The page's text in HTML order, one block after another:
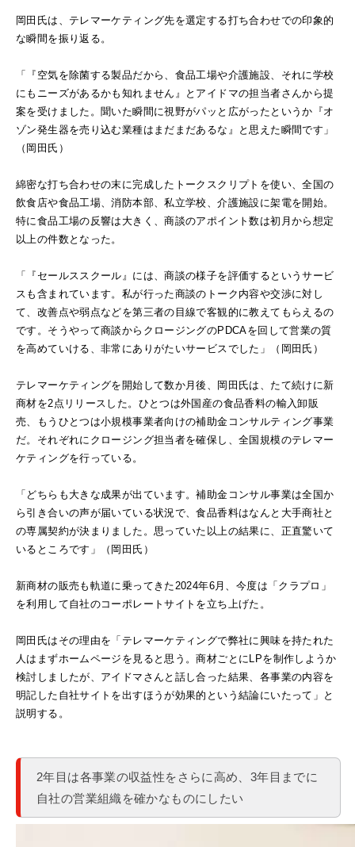
岡田氏は、テレマーケティング先を選定する打ち合わせでの印象的
な瞬間を振り返る。
「『空気を除菌する製品だから、食品工場や介護施設、それに学校
にもニーズがあるかも知れません』とアイドマの担当者さんから提
案を受けました。聞いた瞬間に視野がパッと広がったというか『オ
ゾン発生器を売り込む業種はまだまだあるな』と思えた瞬間です」
（岡田氏）
綿密な打ち合わせの末に完成したトークスクリプトを使い、全国の
飲食店や食品工場、消防本部、私立学校、介護施設に架電を開始。
特に食品工場の反響は大きく、商談のアポイント数は初月から想定
以上の件数となった。
「『セールススクール』には、商談の様子を評価するというサービ
スも含まれています。私が行った商談のトーク内容や交渉に対し
て、改善点や弱点などを第三者の目線で客観的に教えてもらえるの
です。そうやって商談からクロージングのPDCAを回して営業の質
を高めていける、非常にありがたいサービスでした」（岡田氏）
テレマーケティングを開始して数か月後、岡田氏は、たて続けに新
商材を2点リリースした。ひとつは外国産の食品香料の輸入卸販
売、もうひとつは小規模事業者向けの補助金コンサルティング事業
だ。それぞれにクロージング担当者を確保し、全国規模のテレマー
ケティングを行っている。
「どちらも大きな成果が出ています。補助金コンサル事業は全国か
ら引き合いの声が届いている状況で、食品香料はなんと大手商社と
の専属契約が決まりました。思っていた以上の結果に、正直驚いて
いるところです」（岡田氏）
新商材の販売も軌道に乗ってきた2024年6月、今度は「クラプロ」
を利用して自社のコーポレートサイトを立ち上げた。
岡田氏はその理由を「テレマーケティングで弊社に興味を持たれた
人はまずホームページを見ると思う。商材ごとにLPを制作しようか
検討しましたが、アイドマさんと話し合った結果、各事業の内容を
明記した自社サイトを出すほうが効果的という結論にいたって」と
説明する。
2年目は各事業の収益性をさらに高め、3年目までに
自社の営業組織を確かなものにしたい